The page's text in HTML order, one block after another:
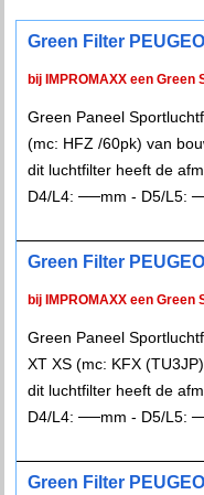
Green Filter
bij IMPROMAXX een
Green Paneel
(mc: HFZ /60pk) van
dit luchtfilter heeft de
D4/L4: ──mm - D5/L5:
Green Filter
bij IMPROMAXX een
Green Paneel
XT XS (mc: KFX
dit luchtfilter heeft de
D4/L4: ──mm - D5/L5:
Green Filter